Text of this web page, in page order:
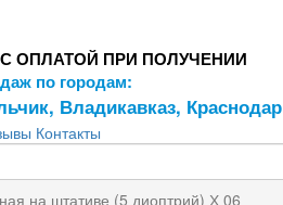
ОПЛАТОЙ ПРИ ПОЛУЧЕНИИ
по городам:
Владикавказ, Краснодар
Контакты
на штативе (5 диоптрий) Х 06